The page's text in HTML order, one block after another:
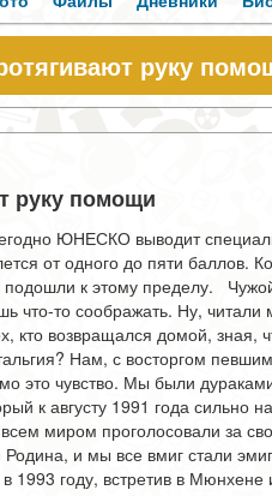
руку
руку помощи
ЮНЕСКО выводит
от одного до пяти баллов.
к этому пределу.
что-то соображать. Ну, читали
кто возвращался до­мой, зная,
Нам, с восторгом
это чувство. Мы были
к августу 1991 года сильно
миром проголосовали за
и мы все вмиг стали
году, встретив в Мюн­хене